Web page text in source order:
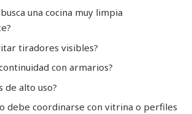
una cocina muy limpia
tiradores visibles?
con armarios?
de alto uso?
debe coordinarse con vitrina o perfiles